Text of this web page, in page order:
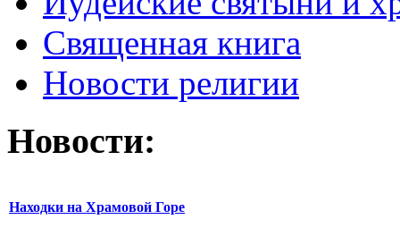
Священная книга
Новости религии
Новости:
Находки на Храмовой Горе